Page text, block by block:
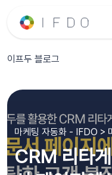
이프두 블로그
마케팅 자동화 - IFDO >
CRM 리타